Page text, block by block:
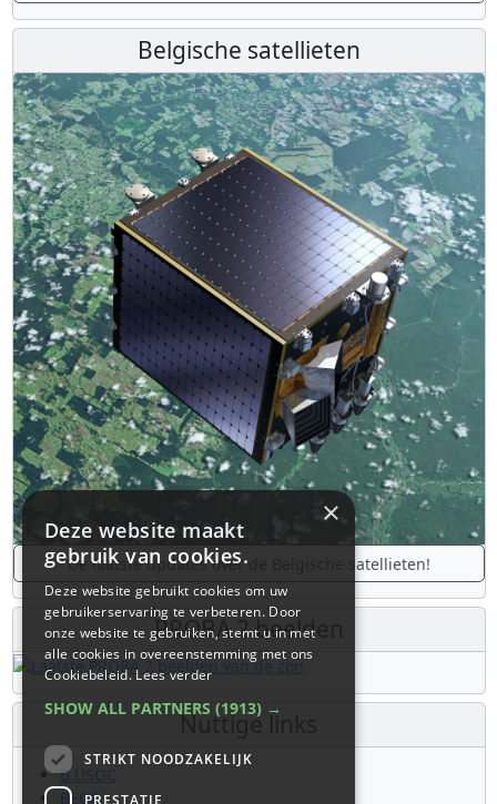
Belgische satellieten
De laatste updates over de Belgische satellieten!
PROBA 2 beelden
Nuttige links
B.USOC
BEOP
×
Deze website maakt
gebruik van cookies.
Deze website gebruikt cookies om uw
gebruikerservaring te verbeteren. Door
onze website te gebruiken, stemt u in met
alle cookies in overeenstemming met ons
Cookiebeleid.Lees verder
SHOW ALL PARTNERS (1913) →
STRIKT NOODZAKELIJK
PRESTATIE